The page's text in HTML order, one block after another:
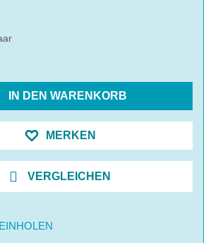
IN DEN WARENKORB
MERKEN
VERGLEICHEN